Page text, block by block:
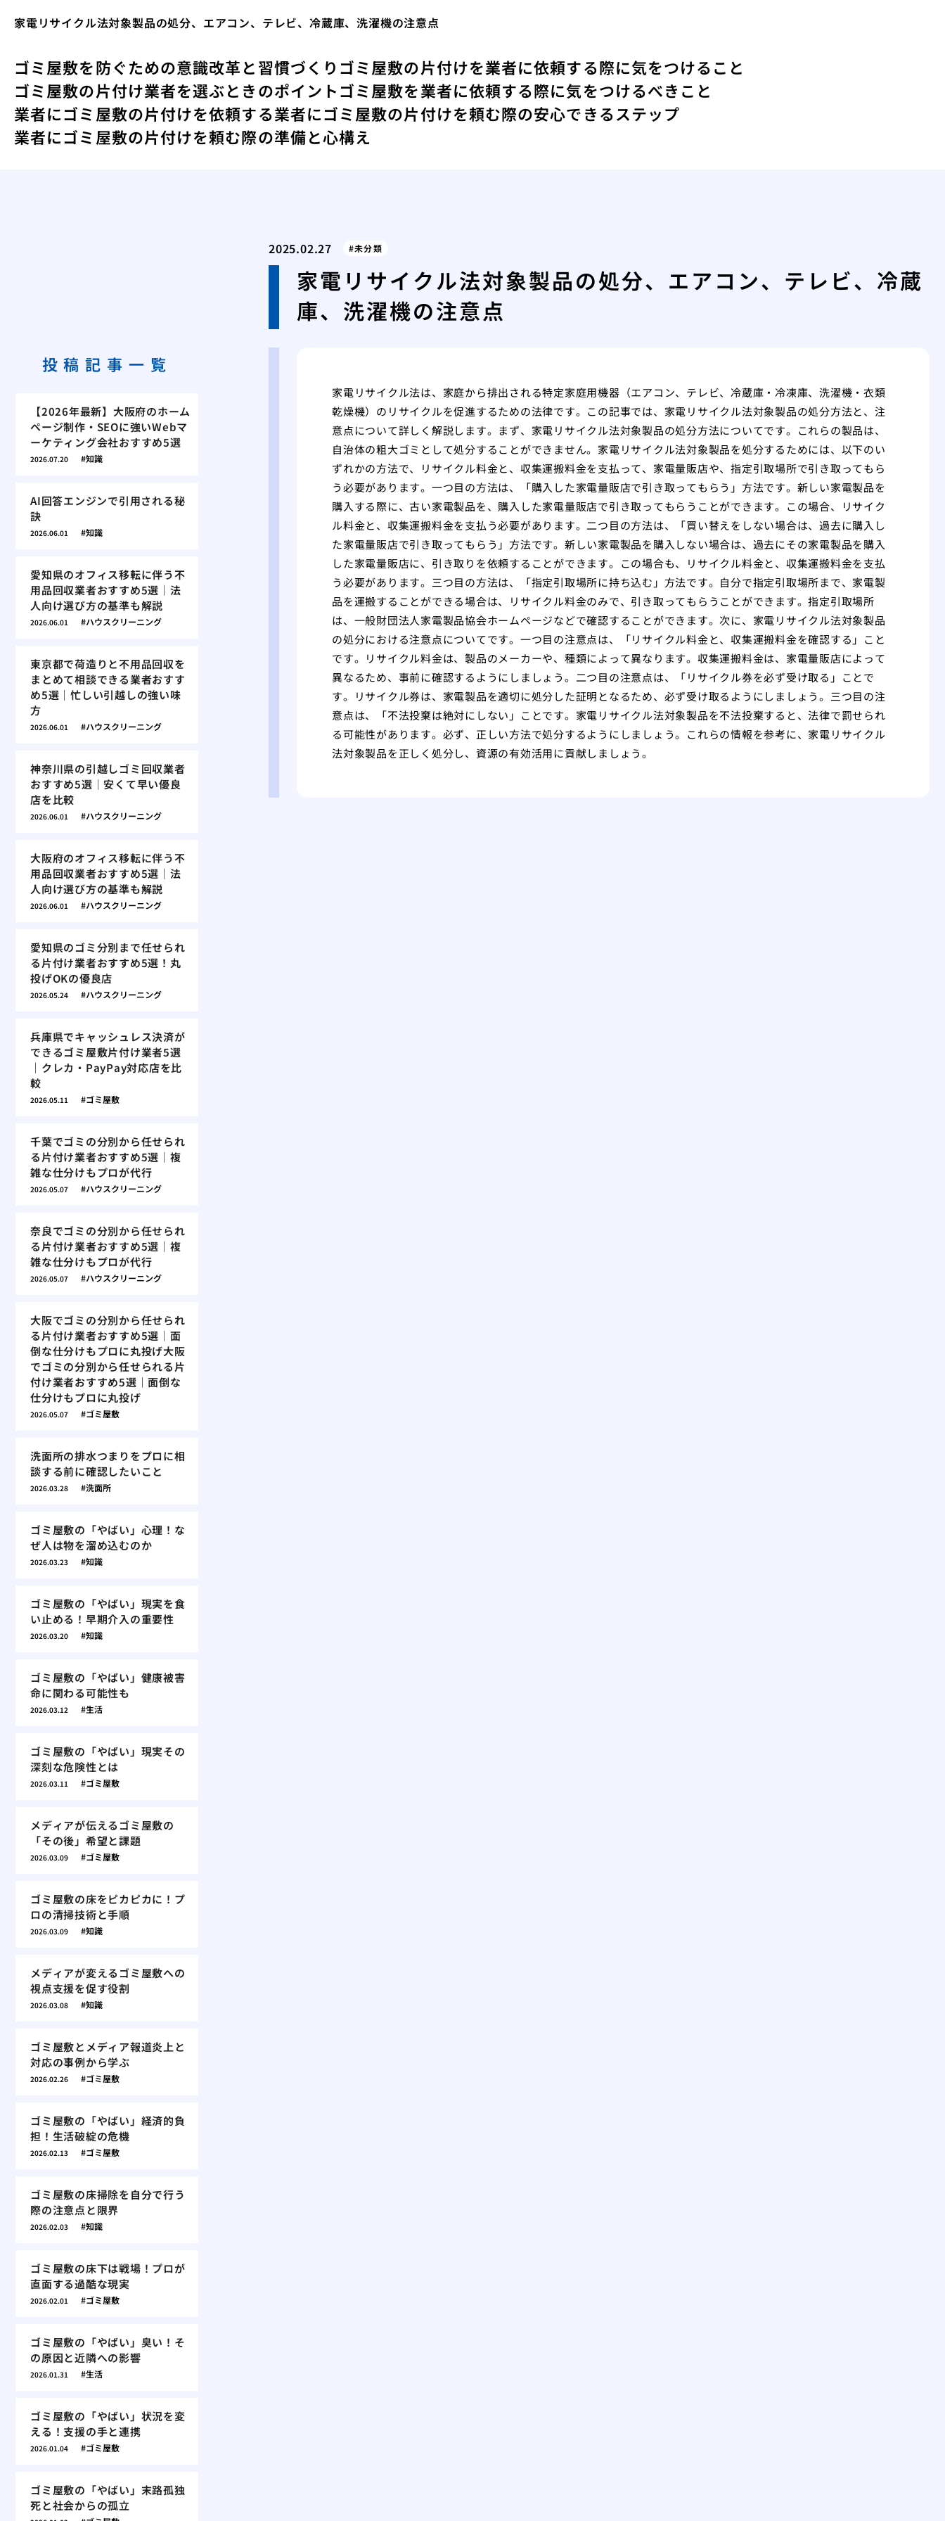
家電リサイクル法対象製品の処分、エアコン、テレビ、冷蔵庫、洗濯機の注意点
ゴミ屋敷を防ぐための意識改革と習慣づくり ゴミ屋敷の片付けを業者に依頼する際に気をつけること
ゴミ屋敷の片付け業者を選ぶときのポイントゴミ屋敷を業者に依頼する際に気をつけるべきこと
業者にゴミ屋敷の片付けを依頼する業者にゴミ屋敷の片付けを頼む際の安心できるステップ
業者にゴミ屋敷の片付けを頼む際の準備と心構え
2025.02.27 未分類
家電リサイクル法対象製品の処分、エアコン、テレビ、冷蔵
庫、洗濯機の注意点
家電リサイクル法は、家庭から排出される特定家庭用機器（エアコン、テレビ、冷蔵庫・冷凍庫、洗濯機・衣類
乾燥機）のリサイクルを促進するための法律です。この記事では、家電リサイクル法対象製品の処分方法と、注
意点について詳しく解説します。まず、家電リサイクル法対象製品の処分方法についてです。これらの製品は、
自治体の粗大ゴミとして処分することができません。家電リサイクル法対象製品を処分するためには、以下のい
ずれかの方法で、リサイクル料金と、収集運搬料金を支払って、家電量販店や、指定引取場所で引き取ってもら
う必要があります。一つ目の方法は、「購入した家電量販店で引き取ってもらう」方法です。新しい家電製品を
購入する際に、古い家電製品を、購入した家電量販店で引き取ってもらうことができます。この場合、リサイク
ル料金と、収集運搬料金を支払う必要があります。二つ目の方法は、「買い替えをしない場合は、過去に購入し
た家電量販店で引き取ってもらう」方法です。新しい家電製品を購入しない場合は、過去にその家電製品を購入
した家電量販店に、引き取りを依頼することができます。この場合も、リサイクル料金と、収集運搬料金を支払
う必要があります。三つ目の方法は、「指定引取場所に持ち込む」方法です。自分で指定引取場所まで、家電製
品を運搬することができる場合は、リサイクル料金のみで、引き取ってもらうことができます。指定引取場所
は、一般財団法人家電製品協会ホームページなどで確認することができます。次に、家電リサイクル法対象製品
の処分における注意点についてです。一つ目の注意点は、「リサイクル料金と、収集運搬料金を確認する」こと
です。リサイクル料金は、製品のメーカーや、種類によって異なります。収集運搬料金は、家電量販店によって
異なるため、事前に確認するようにしましょう。二つ目の注意点は、「リサイクル券を必ず受け取る」ことで
す。リサイクル券は、家電製品を適切に処分した証明となるため、必ず受け取るようにしましょう。三つ目の注
意点は、「不法投棄は絶対にしない」ことです。家電リサイクル法対象製品を不法投棄すると、法律で罰せられ
る可能性があります。必ず、正しい方法で処分するようにしましょう。これらの情報を参考に、家電リサイクル
法対象製品を正しく処分し、資源の有効活用に貢献しましょう。
投稿記事一覧
【2026年最新】大阪府のホーム
ページ制作・SEOに強いWebマ
ーケティング会社おすすめ5選
2026.07.20 知識
AI回答エンジンで引用される秘
訣
2026.06.01 知識
愛知県のオフィス移転に伴う不
用品回収業者おすすめ5選｜法
人向け選び方の基準も解説
2026.06.01 ハウスクリーニング
東京都で荷造りと不用品回収を
まとめて相談できる業者おすす
め5選｜忙しい引越しの強い味
方
2026.06.01 ハウスクリーニング
神奈川県の引越しゴミ回収業者
おすすめ5選｜安くて早い優良
店を比較
2026.06.01 ハウスクリーニング
大阪府のオフィス移転に伴う不
用品回収業者おすすめ5選｜法
人向け選び方の基準も解説
2026.06.01 ハウスクリーニング
愛知県のゴミ分別まで任せられ
る片付け業者おすすめ5選！丸
投げOKの優良店
2026.05.24 ハウスクリーニング
兵庫県でキャッシュレス決済が
できるゴミ屋敷片付け業者5選
｜クレカ・PayPay対応店を比
較
2026.05.11 ゴミ屋敷
千葉でゴミの分別から任せられ
る片付け業者おすすめ5選｜複
雑な仕分けもプロが代行
2026.05.07 ハウスクリーニング
奈良でゴミの分別から任せられ
る片付け業者おすすめ5選｜複
雑な仕分けもプロが代行
2026.05.07 ハウスクリーニング
大阪でゴミの分別から任せられ
る片付け業者おすすめ5選｜面
倒な仕分けもプロに丸投げ大阪
でゴミの分別から任せられる片
付け業者おすすめ5選｜面倒な
仕分けもプロに丸投げ
2026.05.07 ゴミ屋敷
洗面所の排水つまりをプロに相
談する前に確認したいこと
2026.03.28 洗面所
ゴミ屋敷の「やばい」心理！な
ぜ人は物を溜め込むのか
2026.03.23 知識
ゴミ屋敷の「やばい」現実を食
い止める！早期介入の重要性
2026.03.20 知識
ゴミ屋敷の「やばい」健康被害
命に関わる可能性も
2026.03.12 生活
ゴミ屋敷の「やばい」現実その
深刻な危険性とは
2026.03.11 ゴミ屋敷
メディアが伝えるゴミ屋敷の
「その後」希望と課題
2026.03.09 ゴミ屋敷
ゴミ屋敷の床をピカピカに！プ
ロの清掃技術と手順
2026.03.09 知識
メディアが変えるゴミ屋敷への
視点支援を促す役割
2026.03.08 知識
ゴミ屋敷とメディア報道炎上と
対応の事例から学ぶ
2026.02.26 ゴミ屋敷
ゴミ屋敷の「やばい」経済的負
担！生活破綻の危機
2026.02.13 ゴミ屋敷
ゴミ屋敷の床掃除を自分で行う
際の注意点と限界
2026.02.03 知識
ゴミ屋敷の床下は戦場！プロが
直面する過酷な現実
2026.02.01 ゴミ屋敷
ゴミ屋敷の「やばい」臭い！そ
の原因と近隣への影響
2026.01.31 生活
ゴミ屋敷の「やばい」状況を変
える！支援の手と連携
2026.01.04 ゴミ屋敷
ゴミ屋敷の「やばい」末路孤独
死と社会からの孤立